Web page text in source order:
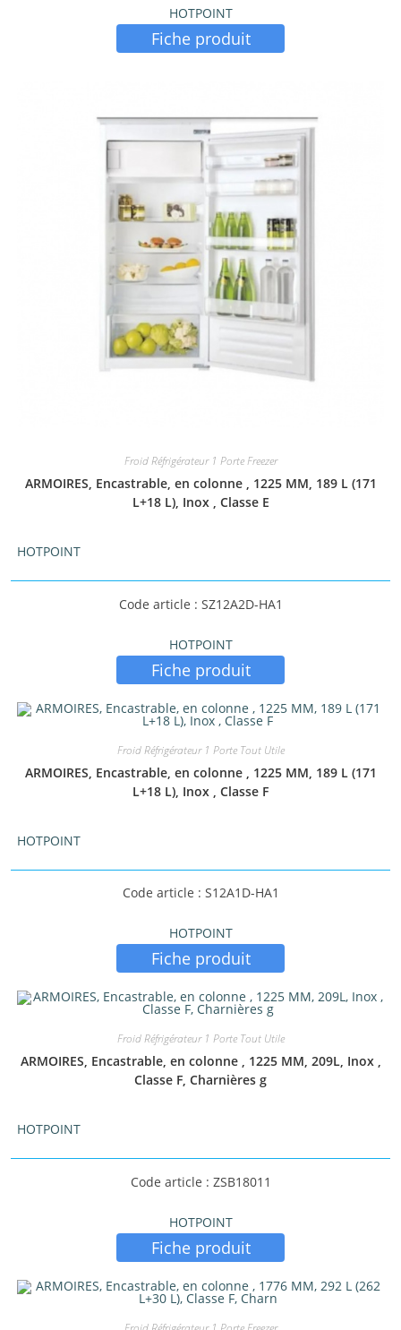
HOTPOINT
Fiche produit
Froid Réfrigérateur 1 Porte Freezer
ARMOIRES, Encastrable, en colonne , 1225 MM, 189 L (171
L+18 L), Inox , Classe E
HOTPOINT
Code article : SZ12A2D-HA1
HOTPOINT
Fiche produit
Froid Réfrigérateur 1 Porte Tout Utile
ARMOIRES, Encastrable, en colonne , 1225 MM, 189 L (171
L+18 L), Inox , Classe F
HOTPOINT
Code article : S12A1D-HA1
HOTPOINT
Fiche produit
Froid Réfrigérateur 1 Porte Tout Utile
ARMOIRES, Encastrable, en colonne , 1225 MM, 209L, Inox ,
Classe F, Charnières g
HOTPOINT
Code article : ZSB18011
HOTPOINT
Fiche produit